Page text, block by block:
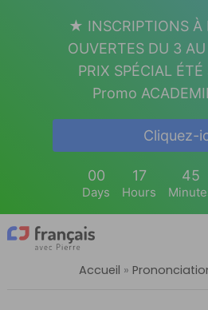
Accueil
★ INSCRIPTIONS À
OUVERTES DU 3
PRIX SPÉCIAL
Promo
Cliquez-
00
Days
17
Hours
45